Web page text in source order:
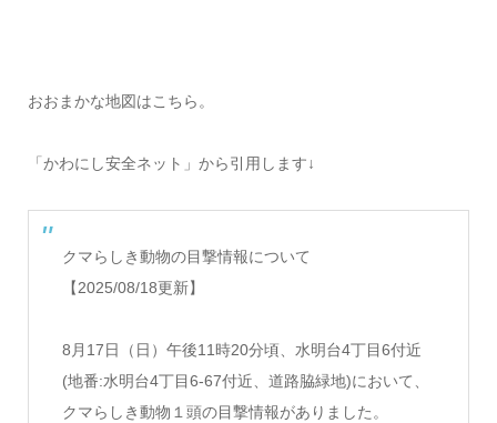
おおまかな地図はこちら。
「かわにし安全ネット」から引用します↓
クマらしき動物の目撃情報について
【2025/08/18更新】
8月17日（日）午後11時20分頃、水明台4丁目6付近
(地番:水明台4丁目6-67付近、道路脇緑地)において、
クマらしき動物１頭の目撃情報がありました。